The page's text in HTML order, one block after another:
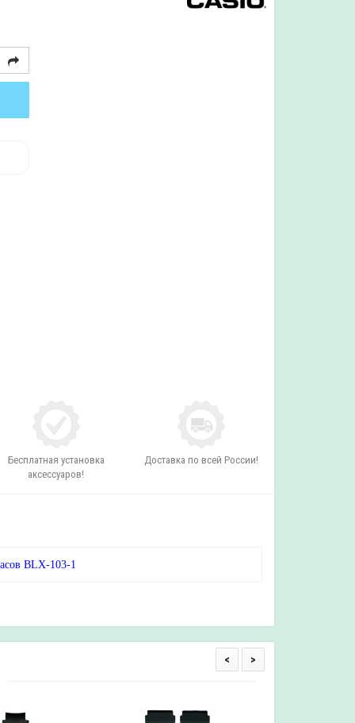
Бесплатная установка
аксессуаров!
Доставка по всей России!
BLX-103-1
< >